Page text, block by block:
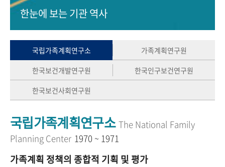
50+1 주년 기념
세계와 함께 한 KIHASA
VR 역사관
한눈에 보는기관 역사
국립가족계획연구소
가족계획연구원
한국보건개발연구원
한국인구보건연구원
한국보건사회연구원
국립가족계획연구소 The National Family
Planning Center 1970 ~ 1971
가족계획 정책의 종합적 기획 및 평가